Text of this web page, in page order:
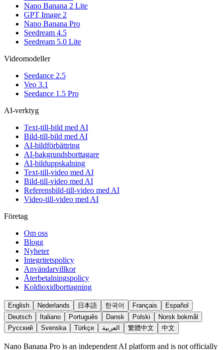
Nano Banana 2 Lite
GPT Image 2
Nano Banana Pro
Seedream 4.5
Seedream 5.0 Lite
Videomodeller
Seedance 2.5
Veo 3.1
Seedance 1.5 Pro
AI-verktyg
Text-till-bild med AI
Bild-till-bild med AI
AI-bildförbättring
AI-bakgrundsborttagare
AI-bilduppskalning
Text-till-video med AI
Bild-till-video med AI
Referensbild-till-video med AI
Video-till-video med AI
Företag
Om oss
Blogg
Nyheter
Integritetspolicy
Användarvillkor
Återbetalningspolicy
Koldioxidborttagning
English Nederlands 日本語 한국어 Français
Español
Deutsch
Italiano Português Dansk Polski
Norsk bokmål
Русский
Svenska Türkçe العربية 繁體中文 中文
Nano Banana Pro is an independent AI platform and is not officially